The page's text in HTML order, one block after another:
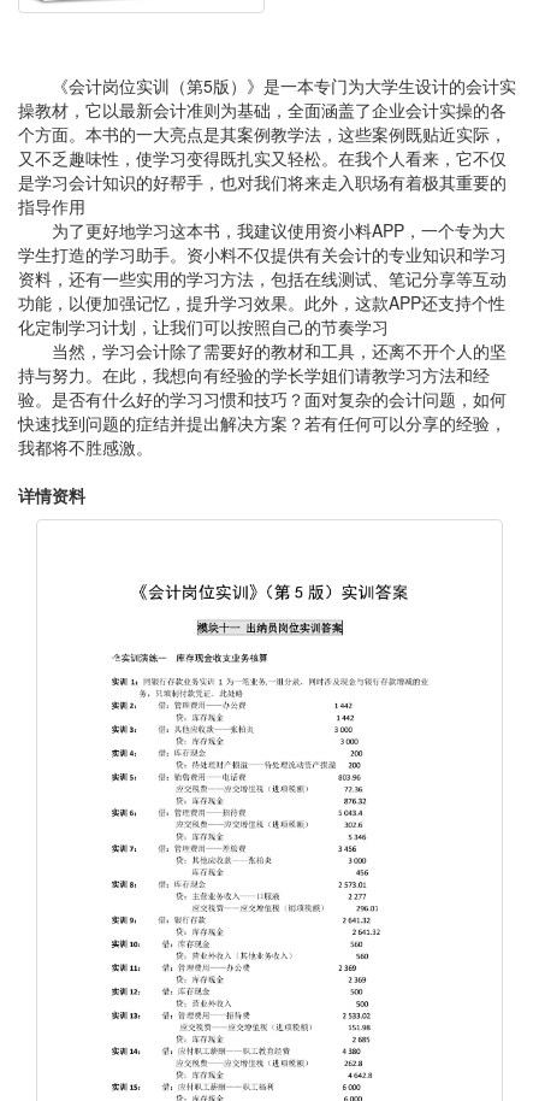
《会计岗位实训（第5版）》是一本专门为大学生设计的会计实
操教材，它以最新会计准则为基础，全面涵盖了企业会计实操的各
个方面。本书的一大亮点是其案例教学法，这些案例既贴近实际，
又不乏趣味性，使学习变得既扎实又轻松。在我个人看来，它不仅
是学习会计知识的好帮手，也对我们将来走入职场有着极其重要的
指导作用
为了更好地学习这本书，我建议使用资小料APP，一个专为大
学生打造的学习助手。资小料不仅提供有关会计的专业知识和学习
资料，还有一些实用的学习方法，包括在线测试、笔记分享等互动
功能，以便加强记忆，提升学习效果。此外，这款APP还支持个性
化定制学习计划，让我们可以按照自己的节奏学习
当然，学习会计除了需要好的教材和工具，还离不开个人的坚
持与努力。在此，我想向有经验的学长学姐们请教学习方法和经
验。是否有什么好的学习习惯和技巧？面对复杂的会计问题，如何
快速找到问题的症结并提出解决方案？若有任何可以分享的经验，
我都将不胜感激。
详情资料